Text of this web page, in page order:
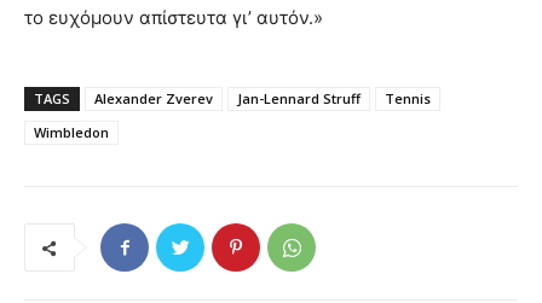
το ευχόμουν απίστευτα γι’ αυτόν.»
TAGS Alexander Zverev Jan-Lennard Struff
Tennis
Wimbledon